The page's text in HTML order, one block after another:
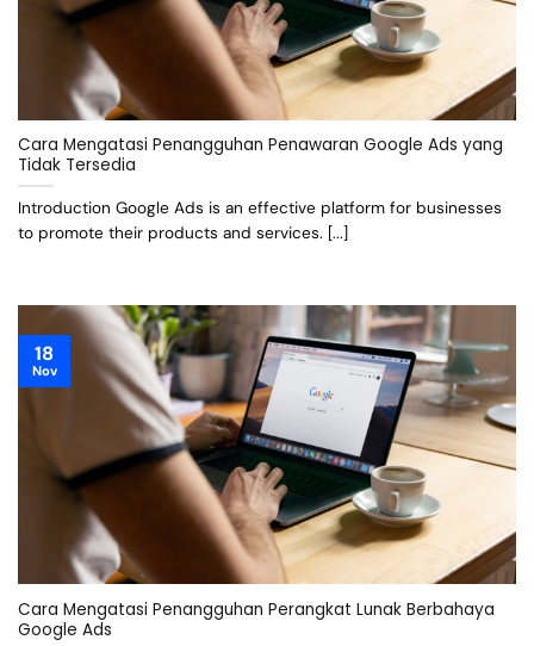
Cara Mengatasi Penangguhan Penawaran Google Ads yang
Tidak Tersedia
Introduction Google Ads is an effective platform for businesses
to promote their products and services. [...]
Cara Mengatasi Penangguhan Perangkat Lunak Berbahaya
Google Ads
18
Nov